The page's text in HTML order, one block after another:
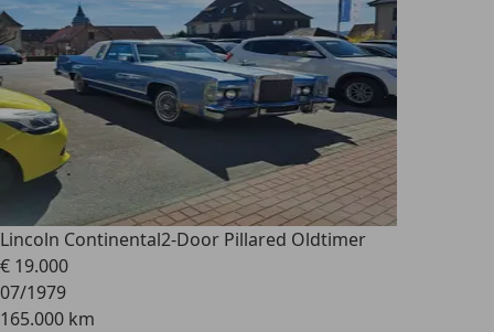
Lincoln Continental2-Door Pillared Oldtimer
€ 19.000
07/1979
165.000 km